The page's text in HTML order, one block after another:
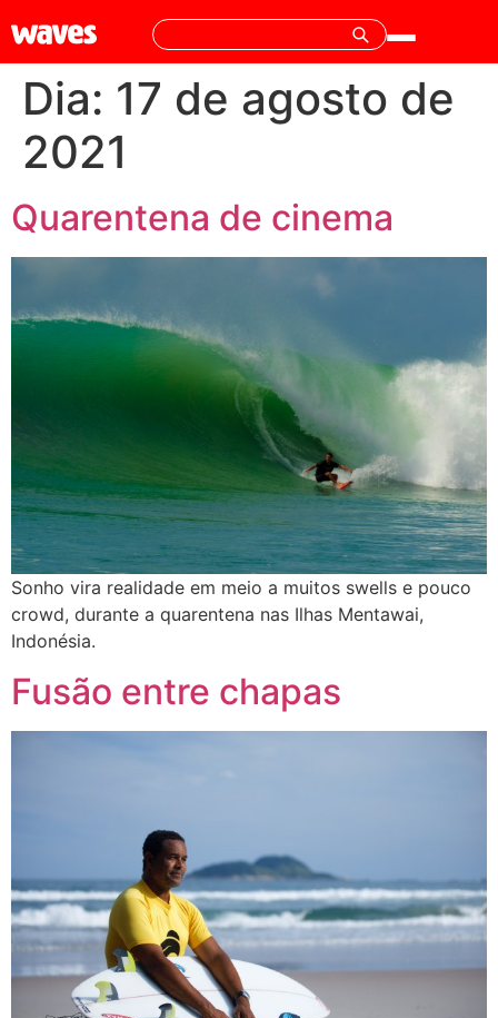
Dia: 17 de agosto de
2021
Quarentena de cinema
Sonho vira realidade em meio a muitos swells e pouco
crowd, durante a quarentena nas Ilhas Mentawai,
Indonésia.
Fusão entre chapas